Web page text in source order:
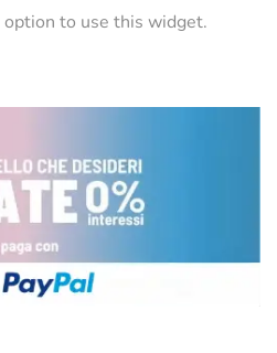
option to use this widget.